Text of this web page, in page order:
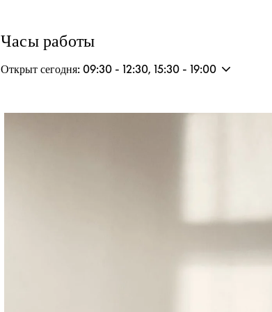
Часы работы
Открыт сегодня: 09:30 - 12:30, 15:30 - 19:00